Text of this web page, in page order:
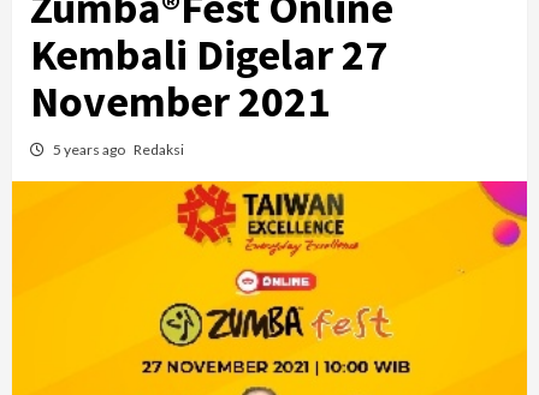
Kembali Digelar 27
November 2021
5 years ago Redaksi